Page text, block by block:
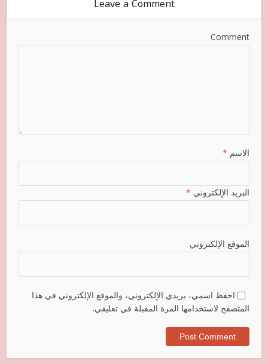
Comment
الاسم *
البريد الإلكتروني *
الموقع الإلكتروني
احفظ اسمي، بريدي الإلكتروني، والموقع الإلكتروني في هذا
المتصفح لاستخدامها المرة المقبلة في تعليقي.